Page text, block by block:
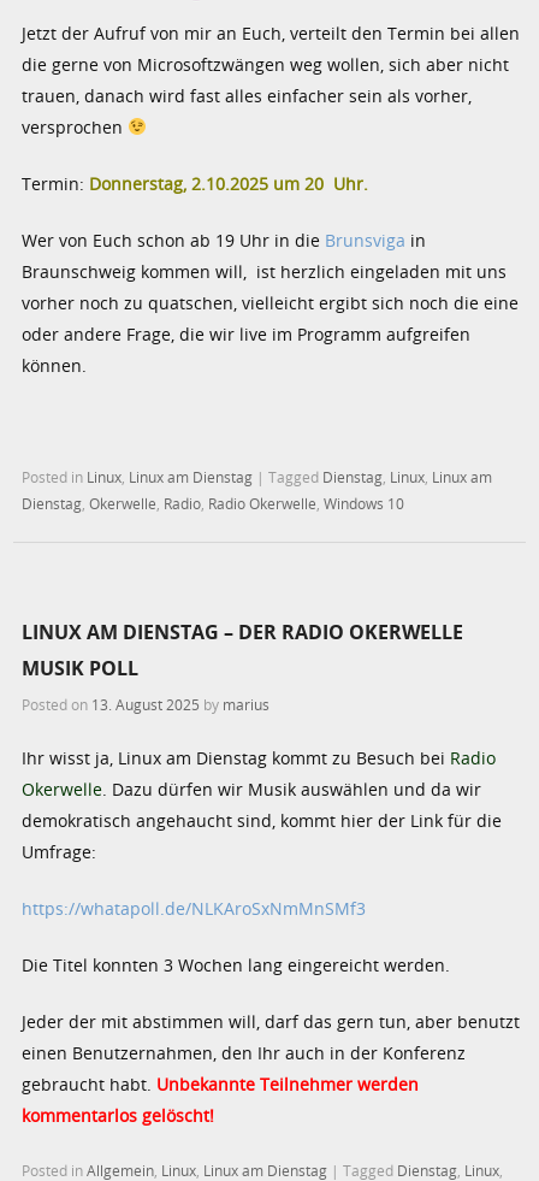
Jetzt der Aufruf von mir an Euch, verteilt den Termin bei allen
die gerne von Microsoftzwängen weg wollen, sich aber nicht
trauen, danach wird fast alles einfacher sein als vorher,
versprochen
Termin: Donnerstag, 2.10.2025 um 20 Uhr.
Wer von Euch schon ab 19 Uhr in die Brunsviga in
Braunschweig kommen will, ist herzlich eingeladen mit uns
vorher noch zu quatschen, vielleicht ergibt sich noch die eine
oder andere Frage, die wir live im Programm aufgreifen
können.
Posted in Linux Linux am Dienstag |Tagged Dienstag Linux Linux am
Dienstag ,Okerwelle Radio Radio Okerwelle ,Windows 10
LINUX AM DIENSTAG – DER RADIO OKERWELLE
MUSIK POLL
Posted on 13. August 2025 by marius
Ihr wisst ja, Linux am Dienstag kommt zu Besuch bei Radio
Okerwelle . Dazu dürfen wir Musik auswählen und da wir
demokratisch angehaucht sind, kommt hier der Link für die
Umfrage:
https://whatapoll.de/NLKAroSxNmMnSMf3
Die Titel konnten 3 Wochen lang eingereicht werden.
Jeder der mit abstimmen will, darf das gern tun, aber benutzt
einen Benutzernahmen, den Ihr auch in der Konferenz
gebraucht habt. Unbekannte Teilnehmer werden
kommentarlos gelöscht!
Posted inAllgemein Linux Linux am Dienstag |Tagged Dienstag Linux